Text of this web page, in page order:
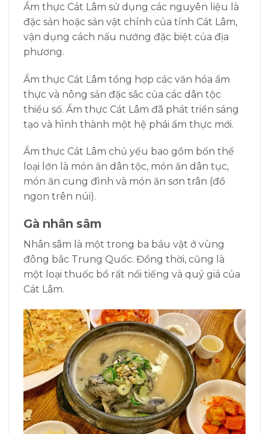
Ẩm thực Cát Lâm sử dụng các nguyên liệu là
đặc sản hoặc sản vật chính của tỉnh Cát Lâm,
vận dụng cách nấu nướng đặc biệt của địa
phương.
Ẩm thực Cát Lâm tổng hợp các văn hóa ẩm
thực và nông sản đặc sắc của các dân tộc
thiểu số. Ẩm thực Cát Lâm đã phát triển sáng
tạo và hình thành một hệ phái ẩm thực mới.
Ẩm thực Cát Lâm chủ yếu bao gồm bốn thể
loại lớn là món ăn dân tộc, món ăn dân tục,
món ăn cung đình và món ăn sơn trân (đồ
ngon trên núi).
Gà nhân sâm
Nhân sâm là một trong ba báu vật ở vùng
đông bắc Trung Quốc. Đồng thời, cũng là
một loại thuốc bổ rất nổi tiếng và quý giá của
Cát Lâm.